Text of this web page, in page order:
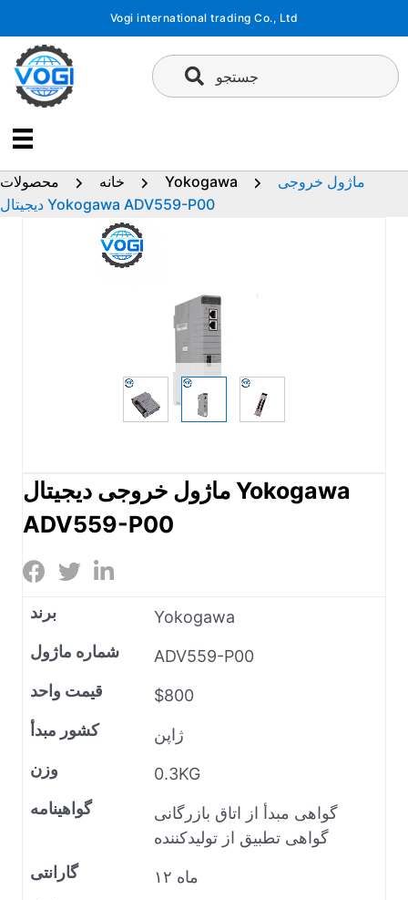
محتوا
Vogi international trading Co., Ltd
جستجو
خانه محصولات Yokogawa
ماژول خروجی
دیجیتال Yokogawa ADV559-P00
ماژول خروجی دیجیتال Yokogawa
ADV559-P00
برند
Yokogawa
شماره ماژول
ADV559-P00
قیمت واحد
$800
کشور مبدأ
ژاپن
وزن
0.3KG
گواهینامه
گواهی مبدأ از اتاق بازرگانی
گواهی تطبیق از تولیدکننده
گارانتی
۱۲ ماه